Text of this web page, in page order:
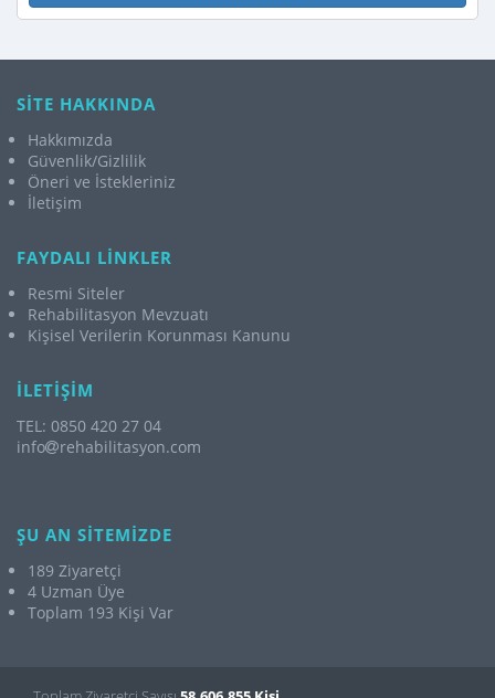
SİTE HAKKINDA
Hakkımızda
Güvenlik/Gizlilik
Öneri ve İstekleriniz
İletişim
FAYDALI LİNKLER
Resmi Siteler
Rehabilitasyon Mevzuatı
Kişisel Verilerin Korunması Kanunu
İLETİŞİM
TEL: 0850 420 27 04
info
rehabilitasyon.com
ŞU AN SİTEMİZDE
189 Ziyaretçi
4 Uzman Üye
Toplam 193 Kişi Var